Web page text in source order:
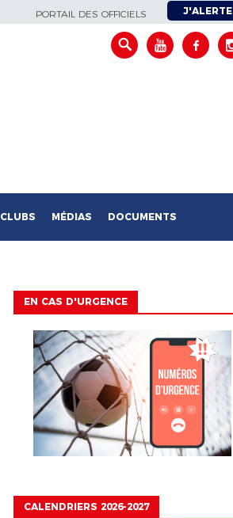
PORTAIL DES OFFICIELS J'ALERTE
CLUBS MÉDIAS DOCUMENTS
EN CAS D'URGENCE
CALENDRIERS 2026-2027